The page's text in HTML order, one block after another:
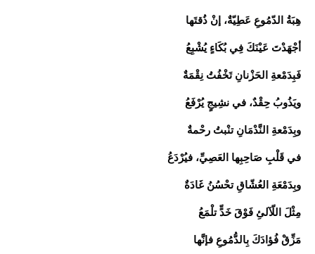
هِبَةُ الدّمُوعِ عَطِيّةٌ، إنْ ذُقتَها
أجْهَدْتَ عَيْنَكَ فِي بُكَاءٍ يُشْبِعُ
فَبِدَمْعةِ الحَزْنانِ تَخْفُتُ نِقْمَةٌ
ويَذُوبُ حِقْدٌ، في نشِيجٍ يُرْفَعُ
وبِدَمْعةِ النَّدْمَانِ تنْبتُ رحْمةٌ
في قَلْبِ صَاحِبِها العَصِيِّ، فيُرْدَعُ
وبِدَمْعَةِ العُشّاقِ تحْسُنُ غَادَةٌ
مِثْلَ اللّآلئِ فَوْقَ خَدٍّ تلْمَعُ
مَزِّقْ فُؤادَكَ بِالدُّمُوعِ فإنَّها